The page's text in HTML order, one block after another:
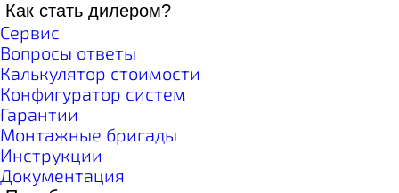
Как стать дилером?
Сервис
Вопросы ответы
Калькулятор стоимости
Конфигуратор систем
Гарантии
Монтажные бригады
Инструкции
Документация